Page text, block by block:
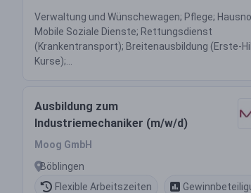
Verwaltung und Wünschewagen; Pflege;
Mobile Soziale Dienste; Rettungsdienst
(Krankentransport); Breitenausbildung (Erste-
Kurse);...
Ausbildung zum
Industriemechaniker (m/w/d)
Moog GmbH
Böblingen
Flexible Arbeitszeiten